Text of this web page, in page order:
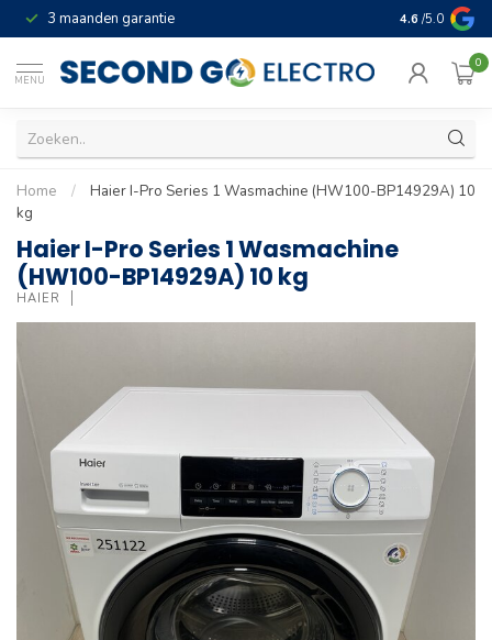
3 maanden garantie Geld terug
4.6 /5.0
MENU
0
Home /
Haier I-Pro Series 1 Wasmachine (HW100-BP14929A) 10
kg
Haier I-Pro Series 1 Wasmachine
(HW100-BP14929A) 10 kg
HAIER